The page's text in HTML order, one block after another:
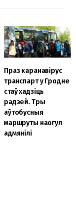
Праз каранавірус
транспарт у Гродне
стаў хадзіць
радзей. Тры
аўтобусныя
маршруты наогул
адмянілі